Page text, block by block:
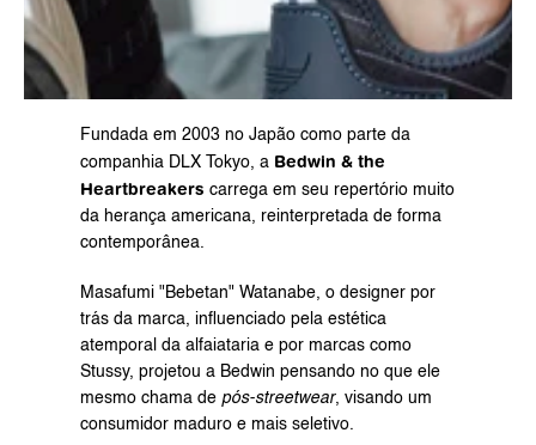
Fundada em 2003 no Japão como parte da
companhia DLX Tokyo, a Bedwin & the
Heartbreakers carrega em seu repertório muito
da herança americana, reinterpretada de forma
contemporânea.
Masafumi "Bebetan" Watanabe, o designer por
trás da marca, influenciado pela estética
atemporal da alfaiataria e por marcas como
Stussy, projetou a Bedwin pensando no que ele
mesmo chama de pós-streetwear, visando um
consumidor maduro e mais seletivo.